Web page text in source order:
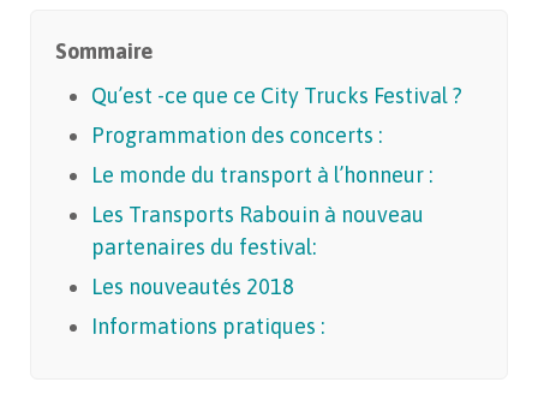
Sommaire
Qu’est -ce que ce City Trucks Festival ?
Programmation des concerts :
Le monde du transport à l’honneur :
Les Transports Rabouin à nouveau
partenaires du festival:
Les nouveautés 2018
Informations pratiques :